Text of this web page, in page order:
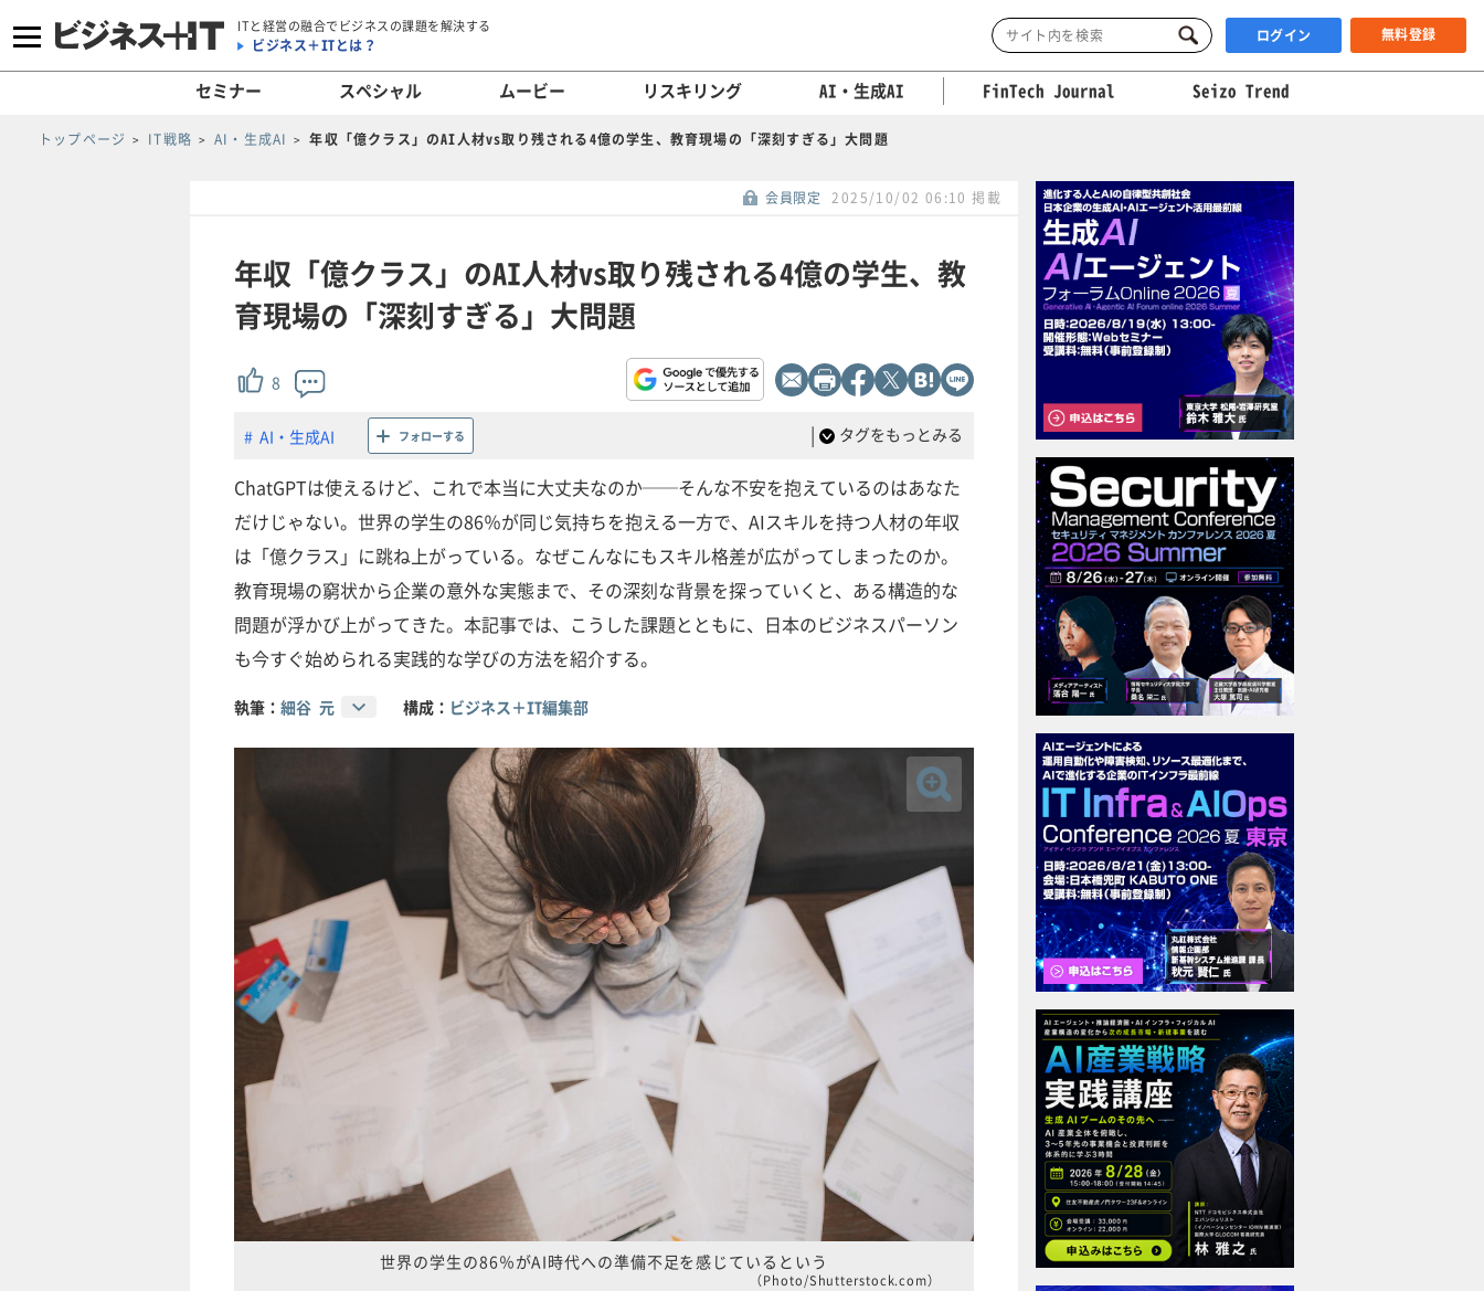
ITと経営の融合でビジネスの課題を解決する
ビジネス＋ITとは？ ログイン 無料登録
セミナー スペシャル ムービー リスキリング AI・生成AI FinTech Journal Seizo Trend
トップページ IT戦略 AI・生成AI 年収「億クラス」のAI人材vs取り残される4億の学生、教育現場の「深刻すぎる」大問題
会員限定 2025/10/02 06:10 掲載
年収「億クラス」のAI人材vs取り残される4億の学生、教
育現場の「深刻すぎる」大問題
8
AI・生成AI フォローする | タグをもっとみる
ChatGPTは使えるけど、これで本当に大丈夫なのか──そんな不安を抱えているのはあなた
だけじゃない。世界の学生の86％が同じ気持ちを抱える一方で、AIスキルを持つ人材の年収
は「億クラス」に跳ね上がっている。なぜこんなにもスキル格差が広がってしまったのか。
教育現場の窮状から企業の意外な実態まで、その深刻な背景を探っていくと、ある構造的な
問題が浮かび上がってきた。本記事では、こうした課題とともに、日本のビジネスパーソン
も今すぐ始められる実践的な学びの方法を紹介する。
執筆： 細谷 元 構成： ビジネス＋IT編集部
世界の学生の86％がAI時代への準備不足を感じているという
（Photo/Shutterstock.com）